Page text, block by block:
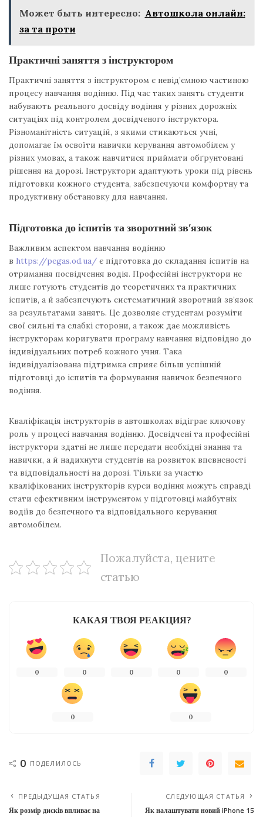
Может быть интересно: Автошкола онлайн:
за та проти
Практичні заняття з інструктором
Практичні заняття з інструктором є невід’ємною частиною
процесу навчання водінню. Під час таких занять студенти
набувають реального досвіду водіння у різних дорожніх
ситуаціях під контролем досвідченого інструктора.
Різноманітність ситуацій, з якими стикаються учні,
допомагає їм освоїти навички керування автомобілем у
різних умовах, а також навчитися приймати обґрунтовані
рішення на дорозі. Інструктори адаптують уроки під рівень
підготовки кожного студента, забезпечуючи комфортну та
продуктивну обстановку для навчання.
Підготовка до іспитів та зворотний зв’язок
Важливим аспектом навчання водінню
в https://pegas.od.ua/ є підготовка до складання іспитів на
отримання посвідчення водія. Професійні інструктори не
лише готують студентів до теоретичних та практичних
іспитів, а й забезпечують систематичний зворотний зв’язок
за результатами занять. Це дозволяє студентам розуміти
свої сильні та слабкі сторони, а також дає можливість
інструкторам коригувати програму навчання відповідно до
індивідуальних потреб кожного учня. Така
індивідуалізована підтримка сприяє більш успішній
підготовці до іспитів та формування навичок безпечного
водіння.
Кваліфікація інструкторів в автошколах відіграє ключову
роль у процесі навчання водінню. Досвідчені та професійні
інструктори здатні не лише передати необхідні знання та
навички, а й надихнути студентів на розвиток впевненості
та відповідальності на дорозі. Тільки за участю
кваліфікованих інструкторів курси водіння можуть справді
стати ефективним інструментом у підготовці майбутніх
водіїв до безпечного та відповідального керування
автомобілем.
Пожалуйста, цените
статью
КАКАЯ ТВОЯ РЕАКЦИЯ?
0 0 0 0 0
0 0
0 ПОДЕЛИЛОСЬ
ПРЕДЫДУЩАЯ СТАТЬЯ
Як розмір дисків впливає на
СЛЕДУЮЩАЯ СТАТЬЯ
Як налаштувати новий iPhone 15